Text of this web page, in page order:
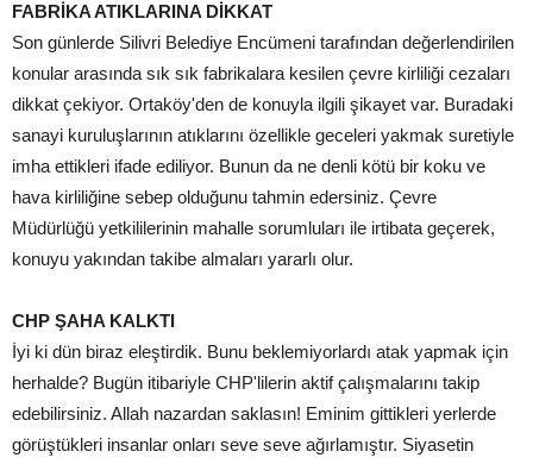
FABRİKA ATIKLARINA DİKKAT
Son günlerde Silivri Belediye Encümeni tarafından değerlendirilen
konular arasında sık sık fabrikalara kesilen çevre kirliliği cezaları
dikkat çekiyor. Ortaköy'den de konuyla ilgili şikayet var. Buradaki
sanayi kuruluşlarının atıklarını özellikle geceleri yakmak suretiyle
imha ettikleri ifade ediliyor. Bunun da ne denli kötü bir koku ve
hava kirliliğine sebep olduğunu tahmin edersiniz. Çevre
Müdürlüğü yetkililerinin mahalle sorumluları ile irtibata geçerek,
konuyu yakından takibe almaları yararlı olur.
CHP ŞAHA KALKTI
İyi ki dün biraz eleştirdik. Bunu beklemiyorlardı atak yapmak için
herhalde? Bugün itibariyle CHP'lilerin aktif çalışmalarını takip
edebilirsiniz. Allah nazardan saklasın! Eminim gittikleri yerlerde
görüştükleri insanlar onları seve seve ağırlamıştır. Siyasetin